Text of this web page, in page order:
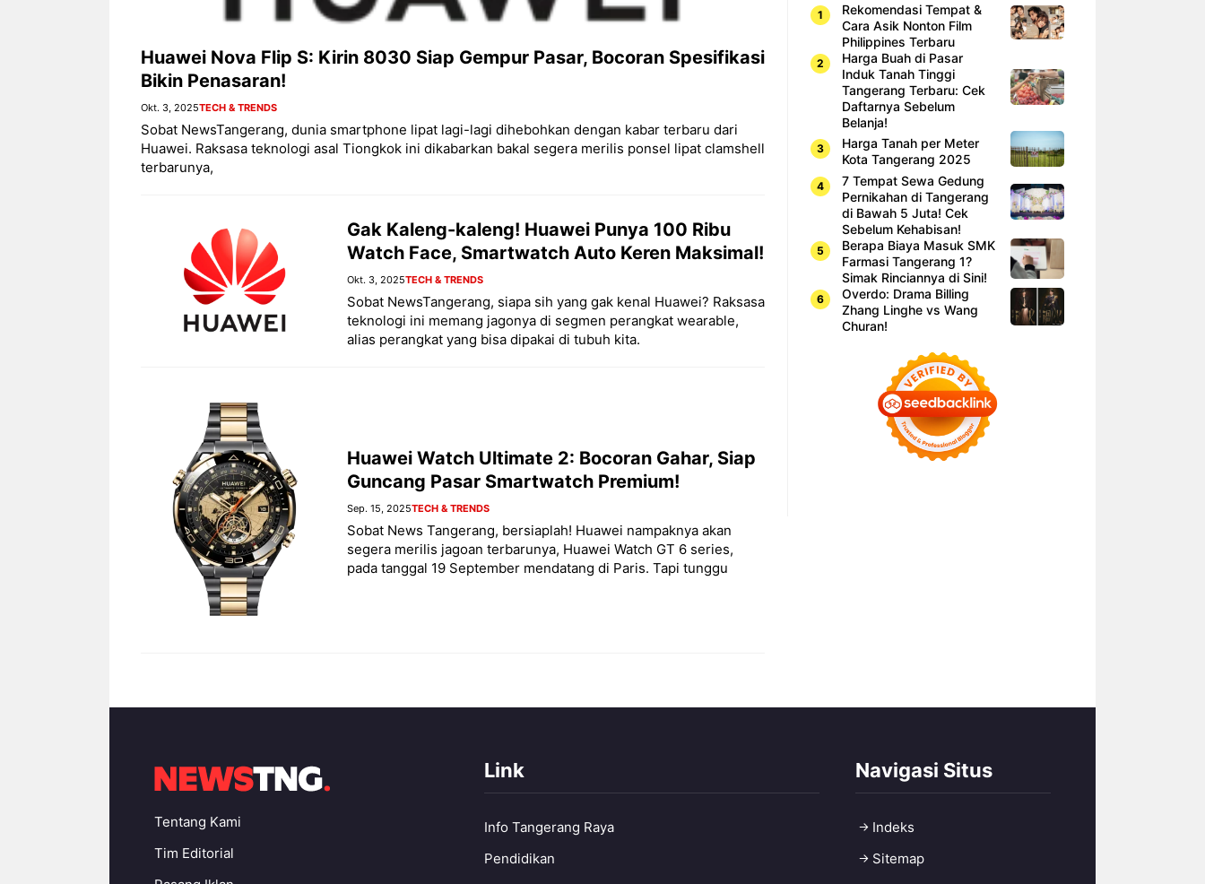
Huawei Nova Flip S: Kirin 8030 Siap Gempur Pasar, Bocoran Spesifikasi
Bikin Penasaran!
Okt. 3, 2025TECH & TRENDS
Sobat NewsTangerang, dunia smartphone lipat lagi-lagi dihebohkan dengan kabar terbaru dari
Huawei. Raksasa teknologi asal Tiongkok ini dikabarkan bakal segera merilis ponsel lipat clamshell
terbarunya,
Gak Kaleng-kaleng! Huawei Punya 100 Ribu
Watch Face, Smartwatch Auto Keren Maksimal!
Okt. 3, 2025TECH & TRENDS
Sobat NewsTangerang, siapa sih yang gak kenal Huawei? Raksasa
teknologi ini memang jagonya di segmen perangkat wearable,
alias perangkat yang bisa dipakai di tubuh kita.
Huawei Watch Ultimate 2: Bocoran Gahar, Siap
Guncang Pasar Smartwatch Premium!
Sep. 15, 2025TECH & TRENDS
Sobat News Tangerang, bersiaplah! Huawei nampaknya akan
segera merilis jagoan terbarunya, Huawei Watch GT 6 series,
pada tanggal 19 September mendatang di Paris. Tapi tunggu
Rekomendasi Tempat &
Cara Asik Nonton Film
Philippines Terbaru
Harga Buah di Pasar
Induk Tanah Tinggi
Tangerang Terbaru: Cek
Daftarnya Sebelum
Belanja!
Harga Tanah per Meter
Kota Tangerang 2025
7 Tempat Sewa Gedung
Pernikahan di Tangerang
di Bawah 5 Juta! Cek
Sebelum Kehabisan!
Berapa Biaya Masuk SMK
Farmasi Tangerang 1?
Simak Rinciannya di Sini!
Overdo: Drama Billing
Zhang Linghe vs Wang
Churan!
Tentang Kami
Tim Editorial
Link
Info Tangerang Raya
Pendidikan
Navigasi Situs
Indeks
Sitemap